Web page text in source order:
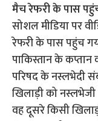
मैच रेफरी के पास
सोशल मीडिया पर
रेफरी के पास पहुंच
पाकिस्तान के कप्तान
परिषद के नस्लभेदी
खिलाड़ी को नस्लभेजी
वह दूसरे किसी